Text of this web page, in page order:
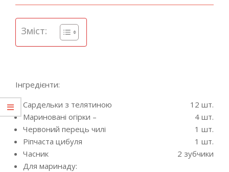
Зміст:
Інгредієнти:
Сардельки з телятиною
12 шт.
Мариновані огірки –
4 шт.
Червоний перець чилі
1 шт.
Ріпчаста цибуля
1 шт.
Часник
2 зубчики
Для маринаду: